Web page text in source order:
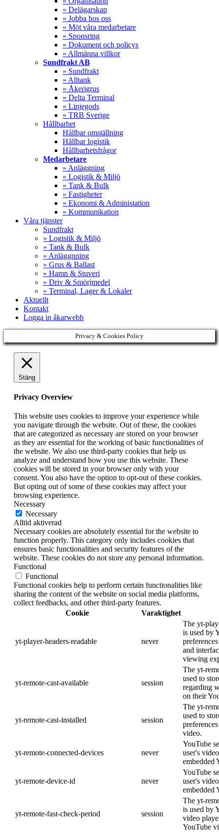
» Delägarskap
» Jobba hos oss
» Möt våra medarbetare
» Sponsring
» Dokument och policys
» Allmänna villkor
Sundfrakt AB
» Sundfrakt
» Alltank
» Åkerigrus
» Delta Terminal
» Linjegods
» TRB Sverige
Hållbarhet
Hållbar omställning
Hållbar logistik
Hållbarhetsfrågor
Medarbetare
» Anläggning
» Logistik & Miljö
» Tank & Bulk
» Fastigheter
» Ekonomi & Administation
» Kommunikation
Våra tjänster
Sundfrakt
» Logistik & Miljö
» Tank & Bulk
» Anläggnning
» Grus & Ballast
» Hamn & Stuveri
» Driv & Smörjmedel
» Terminal, Lager & Lokaler
Aktuellt
Kontakt
Logga in åkarwebb
Privacy & Cookies Policy
Stäng
Privacy Overview
This website uses cookies to improve your experience while
you navigate through the website. Out of these, the cookies
that are categorized as necessary are stored on your browser
as they are essential for the working of basic functionalities of
the website. We also use third-party cookies that help us
analyze and understand how you use this website. These
cookies will be stored in your browser only with your
consent. You also have the option to opt-out of these cookies.
But opting out of some of these cookies may affect your
browsing experience.
Necessary
Necessary
Alltid aktiverad
Necessary cookies are absolutely essential for the website to
function properly. This category only includes cookies that
ensures basic functionalities and security features of the
website. These cookies do not store any personal information.
Functional
Functional
Functional cookies help to perform certain functionalities like
sharing the content of the website on social media platforms,
collect feedbacks, and other third-party features.
Cookie
Varaktighet
yt-player-headers-readable never
The yt-
is used by
and
viewing
yt-remote-cast-available session
The yt-
used to
regarding
on their
yt-remote-cast-installed session
The yt-
used to
video.
yt-remote-connected-devices never
YouTube
user's
embedded
yt-remote-device-id never
YouTube
user's
embedded
yt-remote-fast-check-period session
The yt-
is used by
video
YouTube